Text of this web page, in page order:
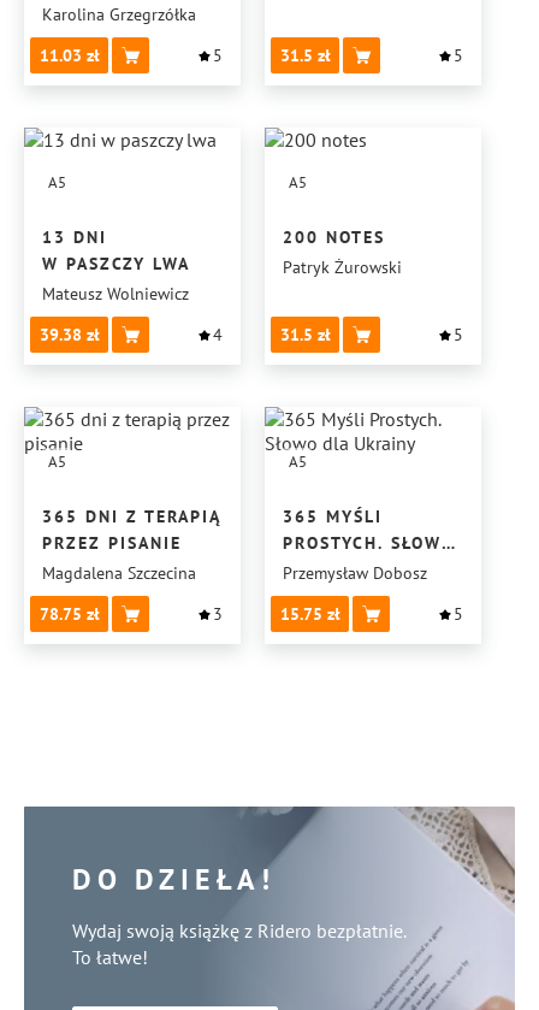
Karolina Grzegrzółka
11.03
5 31.5 5
A5
13 DNI
W PASZCZY LWA
Mateusz Wolniewicz
39.38
4
A5
200 NOTES
Patryk Żurowski
31.5 5
A5
365 DNI Z TERAPIĄ
PRZEZ PISANIE
Magdalena Szczecina
78.75
3
A5
365 MYŚLI
PROSTYCH. SŁOWO
DLA UKRAINY
Przemysław Dobosz
15.75
5
DO DZIEŁA!
Wydaj swoją książkę z Ridero bezpłatnie.
To łatwe!